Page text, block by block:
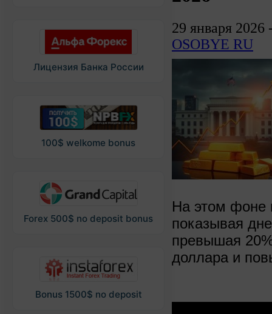
Лицензия Банка России
100$ welkome bonus
Forex 500$ no deposit bonus
Bonus 1500$ no deposit
29 января 2026
OSOBYE RU
На этом фоне
показывая
превышая
доллара и